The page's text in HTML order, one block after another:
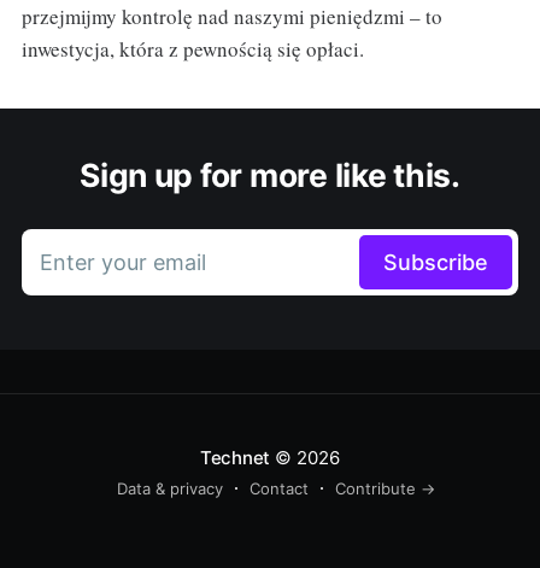
przejmijmy kontrolę nad naszymi pieniędzmi – to
inwestycja, która z pewnością się opłaci.
Sign up for more like this.
Enter your email Subscribe
Technet © 2026
Data & privacy Contact Contribute →